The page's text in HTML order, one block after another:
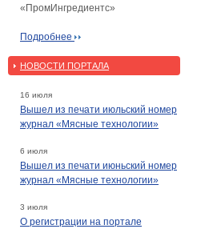
«ПромИнгредиентс»
Подробнее
НОВОСТИ ПОРТАЛА
16 июля
Вышел из печати июльский номер
журнал «Мясные технологии»
6 июля
Вышел из печати июньский номер
журнал «Мясные технологии»
3 июля
О регистрации на портале